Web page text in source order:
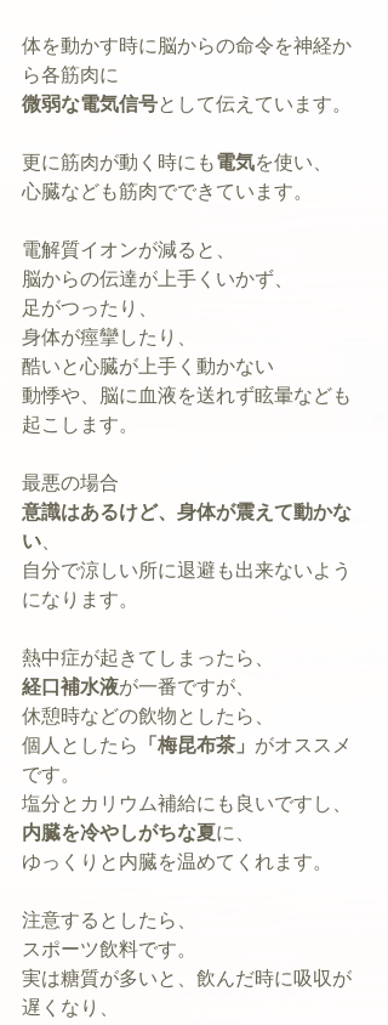
体を動かす時に脳からの命令を神経か
ら各筋肉に
微弱な電気信号として伝えています。
更に筋肉が動く時にも電気を使い、
心臓なども筋肉でできています。
電解質イオンが減ると、
脳からの伝達が上手くいかず、
足がつったり、
身体が痙攣したり、
酷いと心臓が上手く動かない
動悸や、脳に血液を送れず眩暈なども
起こします。
最悪の場合
意識はあるけど、身体が震えて動かな
い
自分で涼しい所に退避も出来ないよう
になります。
熱中症が起きてしまったら、
経口補水液が一番ですが、
休憩時などの飲物としたら、
個人としたら
「梅昆布茶」 がオススメ
です。
塩分とカリウム補給にも良いですし、
内臓を冷やしがちな夏に、
ゆっくりと内臓を温めてくれます。
注意するとしたら、
スポーツ飲料です。
実は糖質が多いと、飲んだ時に吸収が
遅くなり、